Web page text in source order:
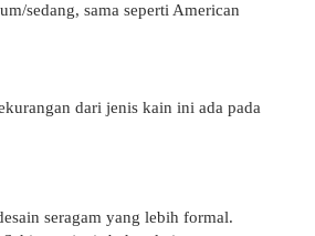
sedang, sama seperti American
dari jenis kain ini ada pada
seragam yang lebih formal.